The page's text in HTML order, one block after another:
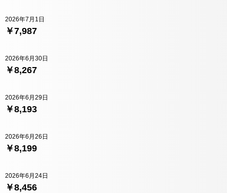
￥7,987
2026年7月1日
￥8,267
2026年6月30日
￥8,193
2026年6月29日
￥8,199
2026年6月26日
￥8,456
2026年6月24日